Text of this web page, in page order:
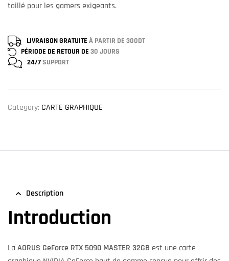
taillé pour les gamers exigeants.
LIVRAISON GRATUITE À PARTIR DE 300DT
PÉRIODE DE RETOUR DE 30 JOURS
24/7SUPPORT
Category: CARTE GRAPHIQUE
Description
Introduction
La AORUS GeForce RTX 5090 MASTER 32GB est une carte